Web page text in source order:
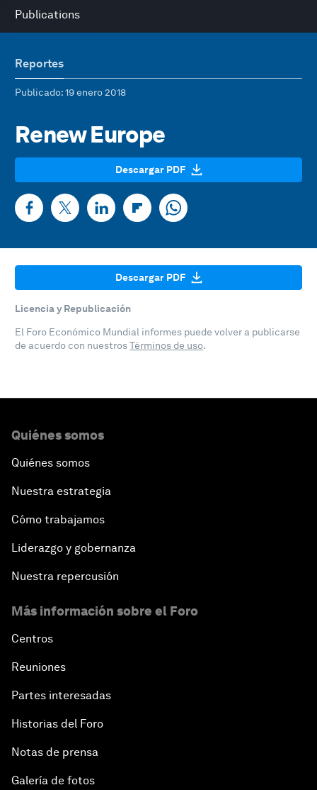
Publications
Reportes
Publicado: 19 enero 2018
Renew Europe
Descargar PDF
Descargar PDF
Licencia y Republicación
El Foro Económico Mundial informes puede volver a publicarse
de acuerdo con nuestrosTérminos de uso.
Quiénes somos
Quiénes somos
Nuestra estrategia
Cómo trabajamos
Liderazgo y gobernanza
Nuestra repercusión
Más información sobre el Foro
Centros
Reuniones
Partes interesadas
Historias del Foro
Notas de prensa
Galería de fotos